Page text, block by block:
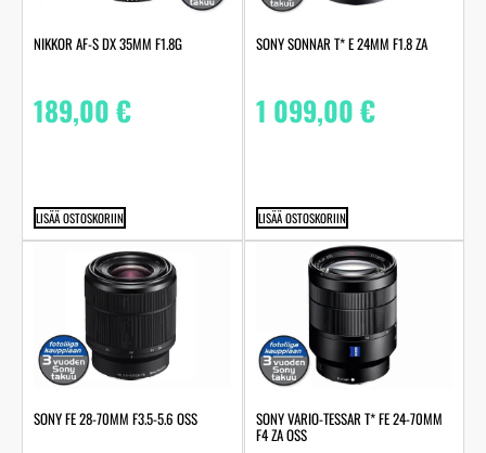
NIKKOR AF-S DX 35MM F1.8G
189,00€
LISÄÄ OSTOSKORIIN
SONY SONNAR T* E 24MM F1.8 ZA
1 099,00€
LISÄÄ OSTOSKORIIN
SONY FE 28-70MM F3.5-5.6 OSS SONY VARIO-TESSAR T* FE 24-70MM
F4 ZA OSS